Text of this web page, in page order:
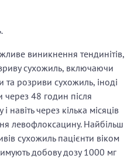
виникнення тендинітів,
сухожиль, включаючи
та розриви сухожиль, іноді
через 48 годин після
навіть через кілька місяців
левофлоксацину. Найбільш
сухожиль пацієнти віком
добову дозу 1000 мг